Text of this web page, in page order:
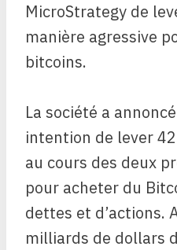
MicroStrategy de
manière agressive
bitcoins.
La société a
intention de lever
au cours des deux
pour acheter du
dettes et d’actions.
milliards de dollars